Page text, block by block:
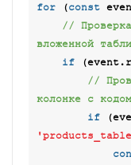
for (const
//
вложенной
if
//
колонке с
if